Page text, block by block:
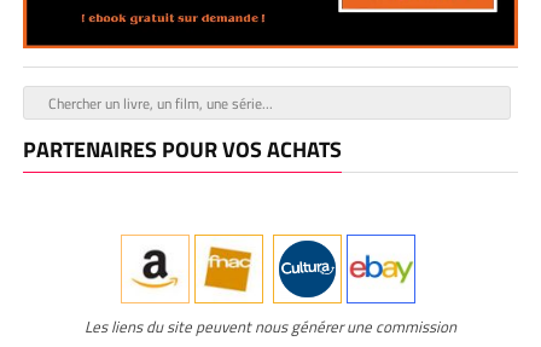
PARTENAIRES POUR VOS ACHATS
Les liens du site peuvent nous générer une commission